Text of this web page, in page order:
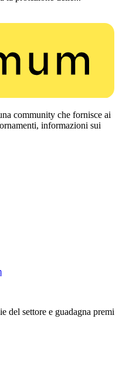
community che fornisce ai
informazioni sui
del settore e guadagna premi